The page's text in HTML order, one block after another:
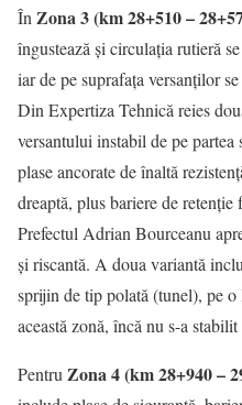
În Zona 3 (km 28+510 –
îngustează și circulația rutieră
iar de pe suprafața versanților
Din Expertiza Tehnică reies
versantului instabil de pe partea
plase ancorate de înaltă
dreaptă, plus bariere de
Prefectul Adrian Bourceanu
și riscantă. A doua variantă
sprijin de tip polată (tunel), pe
această zonă, încă nu s-a
Pentru Zona 4 (km 28+940 –